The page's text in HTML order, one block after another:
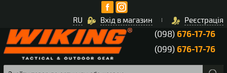
Вхід в магазин Реєстрація
RU
(098)676-17-76
(099)676-17-76